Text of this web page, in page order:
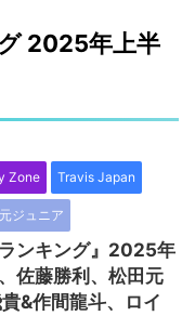
2025年上半
Zone Travis Japan
ジュニア
ランキング』2025年
佐藤勝利、松田元
&作間龍斗、ロイ